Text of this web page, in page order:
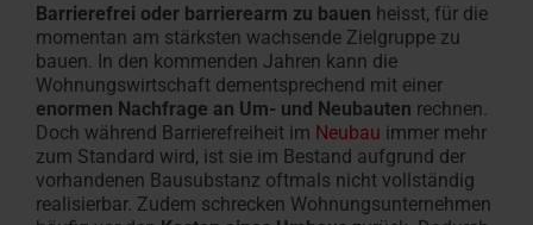
Barrierefrei oder barrierearm zu bauen heisst, für die
momentan am stärksten wachsende Zielgruppe zu
bauen. In den kommenden Jahren kann die
Wohnungswirtschaft dementsprechend mit einer
enormen Nachfrage an Um- und Neubauten rechnen.
Doch während Barrierefreiheit im Neubau immer mehr
zum Standard wird, ist sie im Bestand aufgrund der
vorhandenen Bausubstanz oftmals nicht vollständig
realisierbar. Zudem schrecken Wohnungsunternehmen